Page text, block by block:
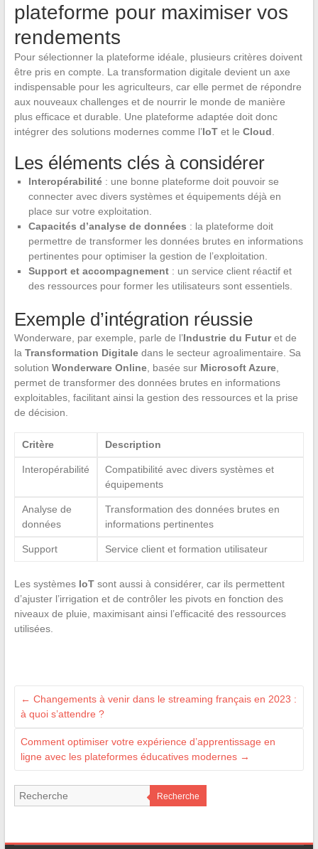
plateforme pour maximiser vos
rendements
Pour sélectionner la plateforme idéale, plusieurs critères doivent
être pris en compte. La transformation digitale devient un axe
indispensable pour les agriculteurs, car elle permet de répondre
aux nouveaux challenges et de nourrir le monde de manière
plus efficace et durable. Une plateforme adaptée doit donc
intégrer des solutions modernes comme l’IoTet le Cloud.
Les éléments clés à considérer
Interopérabilité: une bonne plateforme doit pouvoir se
connecter avec divers systèmes et équipements déjà en
place sur votre exploitation.
Capacités d’analyse de données : la plateforme doit
permettre de transformer les données brutes en informations
pertinentes pour optimiser la gestion de l’exploitation.
Support et accompagnement: un service client réactif et
des ressources pour former les utilisateurs sont essentiels.
Exemple d’intégration réussie
Wonderware, par exemple, parle de l’Industrie du Futuret de
la Transformation Digitaledans le secteur agroalimentaire. Sa
solution Wonderware Online, basée sur Microsoft Azure,
permet de transformer des données brutes en informations
exploitables, facilitant ainsi la gestion des ressources et la prise
de décision.
Critère Description
Interopérabilité
Compatibilité avec divers systèmes et
équipements
Analyse de
données
Transformation des données brutes en
informations pertinentes
Support Service client et formation utilisateur
Les systèmes IoTsont aussi à considérer, car ils permettent
d’ajuster l’irrigation et de contrôler les pivots en fonction des
niveaux de pluie, maximisant ainsi l’efficacité des ressources
utilisées.
← Changements à venir dans le streaming français en 2023 :
à quoi s’attendre ?
Comment optimiser votre expérience d’apprentissage en
ligne avec les plateformes éducatives modernes →
Recherche